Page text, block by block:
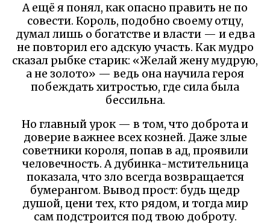
А ещё я понял, как опасно править не по
совести. Король, подобно своему отцу,
думал лишь о богатстве и власти — и едва
не повторил его адскую участь. Как мудро
сказал рыбке старик: «Желай жену мудрую,
а не золото» — ведь она научила героя
побеждать хитростью, где сила была
бессильна.
Но главный урок — в том, что доброта и
доверие важнее всех козней. Даже злые
советники короля, попав в ад, проявили
человечность. А дубинка-мстительница
показала, что зло всегда возвращается
бумерангом. Вывод прост: будь щедр
душой, цени тех, кто рядом, и тогда мир
сам подстроится под твою доброту.